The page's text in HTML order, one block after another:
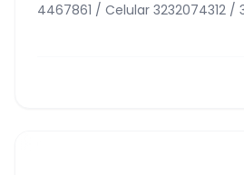
4467861 / Celular 3232074312 /